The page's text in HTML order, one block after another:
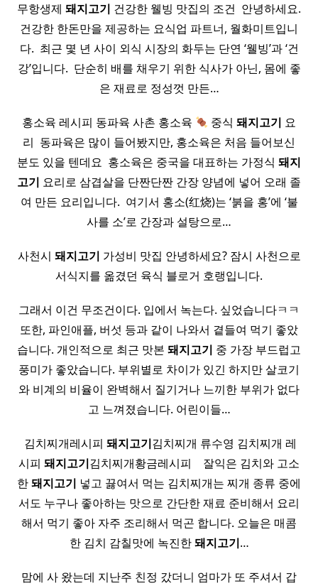
무항생제 돼지고기 건강한 웰빙 맛집의 조건 ​ 안녕하세요.
건강한 한돈만을 제공하는 요식업 파트너, 월화미트​입니
다. ​ 최근 몇 년 사이 외식 시장의 화두는 단연 ‘웰빙’과 ‘건
강’입니다. ​ 단순히 배를 채우기 위한 식사가 아닌, 몸에 좋
은 재료로 정성껏 만든…
홍소육 레시피 동파육 사촌 홍소육 중식돼지고기 요
리 ​ 동파육은 많이 들어봤지만, 홍소육은 처음 들어보신
분도 있을 텐데요 ​ 홍소육은 중국을 대표하는 가정식 돼지
고기 요리로 삼겹살을 단짠단짠 간장 양념에 넣어 오래 졸
여 만든 요리입니다. ​ 여기서 홍소(红烧)는 ‘붉을 홍’에 ‘불
사를 소’로 간장과 설탕으로…
사천시 돼지고기 가성비 맛집 안녕하세요? 잠시 사천으로
서식지를 옮겼던 육식 블로거 호랭입니다.
그래서 이건 무조건이다. 입에서 녹는다. 싶었습니다ㅋㅋ
또한, 파인애플, 버섯 등과 같이 나와서 곁들여 먹기 좋았
습니다. 개인적으로 최근 맛본 돼지고기 중 가장 부드럽고
풍미가 좋았습니다. 부위별로 차이가 있긴 하지만 살코기
와 비계의 비율이 완벽해서 질기거나 느끼한 부위가 없다
고 느껴졌습니다. 어린이들…
​ 김치찌개레시피 돼지고기김치찌개 류수영 김치찌개 레
시피 돼지고기김치찌개황금레시피 ​ ​ ​ 잘익은 김치와 고소
한돼지고기 넣고 끓여서 먹는 김치찌개는 찌개 종류 중에
서도 누구나 좋아하는 맛으로 간단한 재료 준비해서 요리
해서 먹기 좋아 자주 조리해서 먹곤 합니다. 오늘은 매콤
한 김치 감칠맛에 녹진한돼지고기…
맘에 사 왔는데 지난주 친정 갔더니 엄마가 또 주셔서 갑